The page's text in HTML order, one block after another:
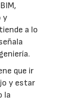
y
a lo
que ir
y estar
la